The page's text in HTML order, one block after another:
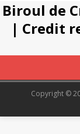
Biroul de
| Credit
Copyright ©